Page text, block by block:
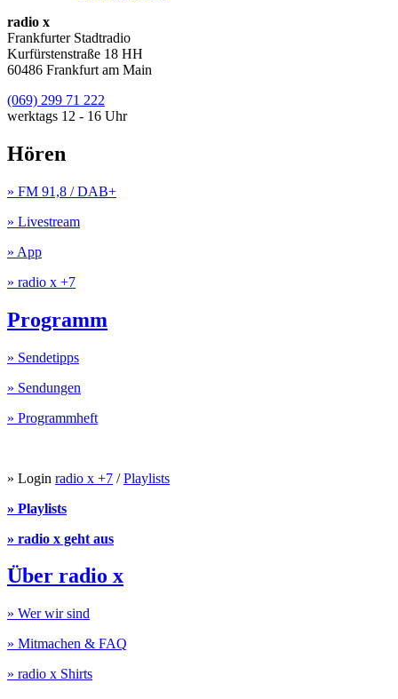
radio x
Frankfurter Stadtradio
Kurfürstenstraße 18 HH
60486 Frankfurt am Main
(069) 299 71 222
werktags 12 - 16 Uhr
Hören
» FM 91,8 / DAB+
» Livestream
» App
» radio x +7
Programm
» Sendetipps
» Sendungen
» Programmheft
» Login radio x +7 /Playlists
» Playlists
» radio x geht aus
Über radio x
» Wer wir sind
» Mitmachen & FAQ
» radio x Shirts